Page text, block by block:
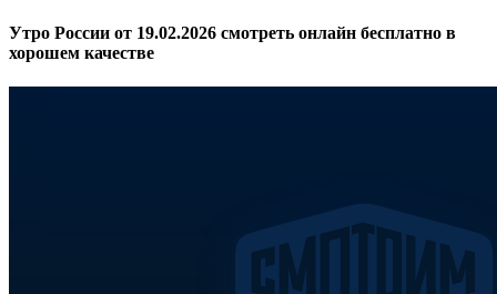
Утро России от 19.02.2026 смотреть онлайн бесплатно в
хорошем качестве